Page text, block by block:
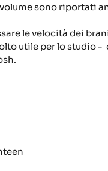
sono riportati
le velocità dei
utile per lo studio